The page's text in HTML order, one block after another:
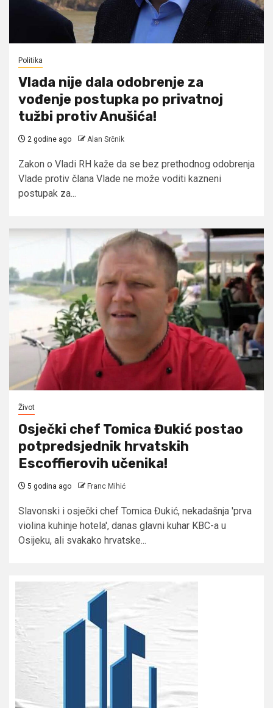
Politika
Vlada nije dala odobrenje za
vođenje postupka po privatnoj
tužbi protiv Anušića!
2 godine ago Alan Srčnik
Zakon o Vladi RH kaže da se bez prethodnog odobrenja
Vlade protiv člana Vlade ne može voditi kazneni
postupak za...
Život
Osječki chef Tomica Đukić postao
potpredsjednik hrvatskih
Escoffierovih učenika!
5 godina ago Franc Mihić
Slavonski i osječki chef Tomica Đukić, nekadašnja 'prva
violina kuhinje hotela', danas glavni kuhar KBC-a u
Osijeku, ali svakako hrvatske...